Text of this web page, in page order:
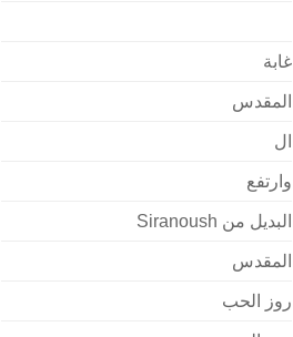
غابة
المقدس
ال
وارتفع
البديل من Siranoush
المقدس
روز الحب